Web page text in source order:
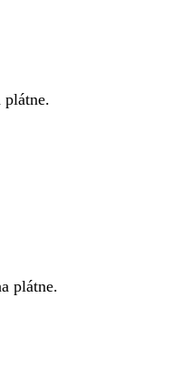
plátne.
plátne.